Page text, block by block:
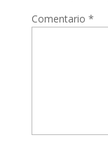
Comentario *